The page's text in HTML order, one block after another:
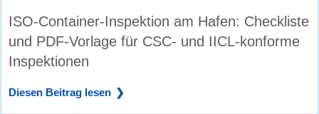
ISO-Container-Inspektion am Hafen: Checkliste
und PDF-Vorlage für CSC- und IICL-konforme
Inspektionen
Diesen Beitrag lesen